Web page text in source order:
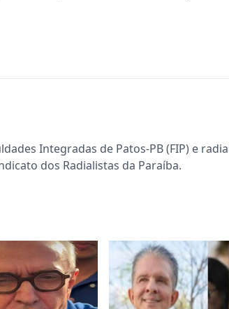
Integradas de Patos-PB (FIP) e
dos Radialistas da Paraíba.